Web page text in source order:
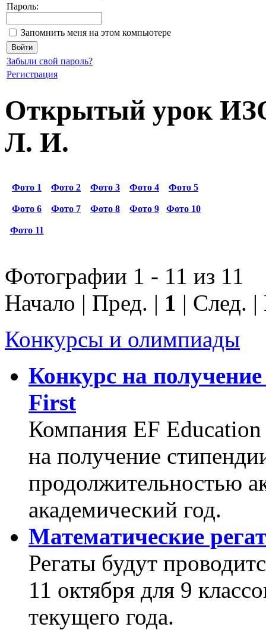
Пароль:
Запомнить меня на этом компьютере
Забыли свой пароль?
Регистрация
Открытый урок
Л. И.
Фото 1 Фото 2 Фото 3 Фото 4 Фото 5
Фото 6 Фото 7 Фото 8 Фото 9 Фото 10
Фото 11
Фотографии 1 - 11 из 11
Начало | Пред. | 1 | След.
Конкурсы и олимпиады
Конкурс на
First
Компания EF Education
на получение
продолжительностью
академический год.
Математические
Регаты будут
11 октября для 9
текущего года.